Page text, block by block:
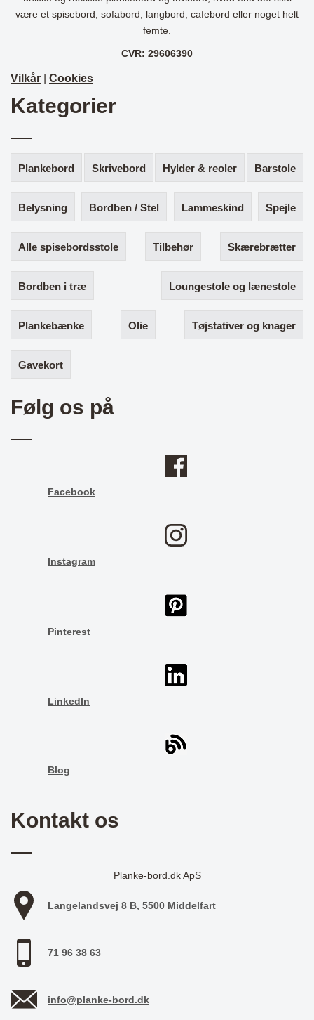
være et spisebord, sofabord, langbord, cafebord eller noget helt
femte.
CVR: 29606390
Vilkår Cookies
Kategorier
Plankebord Skrivebord Hylder & reoler Barstole
Belysning Bordben / Stel Lammeskind Spejle
Alle spisebordsstole Tilbehør Skærebrætter
Bordben i træ Loungestole og lænestole
Plankebænke Olie Tøjstativer og knager
Gavekort
Følg os på
Facebook
Instagram
Pinterest
LinkedIn
Blog
Kontakt os
Planke-bord.dk ApS
Langelandsvej 8 B, 5500 Middelfart
71 96 38 63
info@planke-bord.dk